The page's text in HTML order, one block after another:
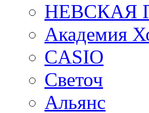
НЕВСКАЯ
Академия
CASIO
Светоч
Альянс